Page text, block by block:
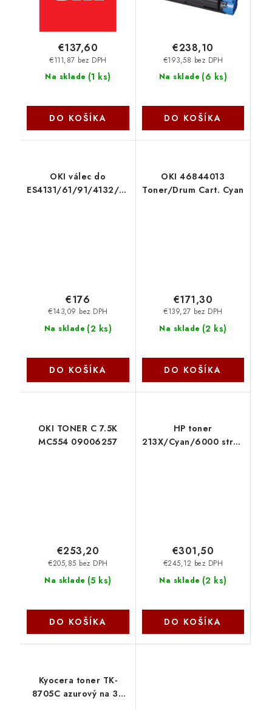
Na sklade (1 ks)
€111,87 bez DPH
€137,60
DO KOŠÍKA
Na sklade (6 ks)
€193,58 bez DPH
€238,10
DO KOŠÍKA
OKI válec do
ES4131/61/91/4132/92/5112/62
Na sklade (2 ks)
€143,09 bez DPH
€176
DO KOŠÍKA
OKI 46844013
Toner/Drum Cart. Cyan
Na sklade (2 ks)
€139,27 bez DPH
€171,30
DO KOŠÍKA
OKI TONER C 7.5K
MC554 09006257
Na sklade (5 ks)
€205,85 bez DPH
€253,20
DO KOŠÍKA
HP toner
213X/Cyan/6000 stran
Na sklade (2 ks)
€245,12 bez DPH
€301,50
DO KOŠÍKA
Kyocera toner TK-
8705C azurový na 30